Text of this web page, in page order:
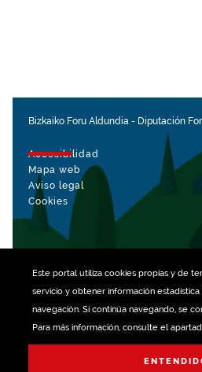
Este portal utiliza cookiespropias y de
servicio y obtener información
navegación. Si continúa navegando, se
Para más información, consulte el
Bizkaiko Foru Aldundia - Diputación
Accesibilidad
Mapa web
Aviso legal
Cookies